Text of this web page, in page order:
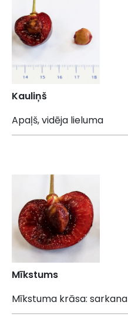
Kauliņš
Apaļš, vidēja lieluma
Mīkstums
Mīkstuma krāsa: sarkana